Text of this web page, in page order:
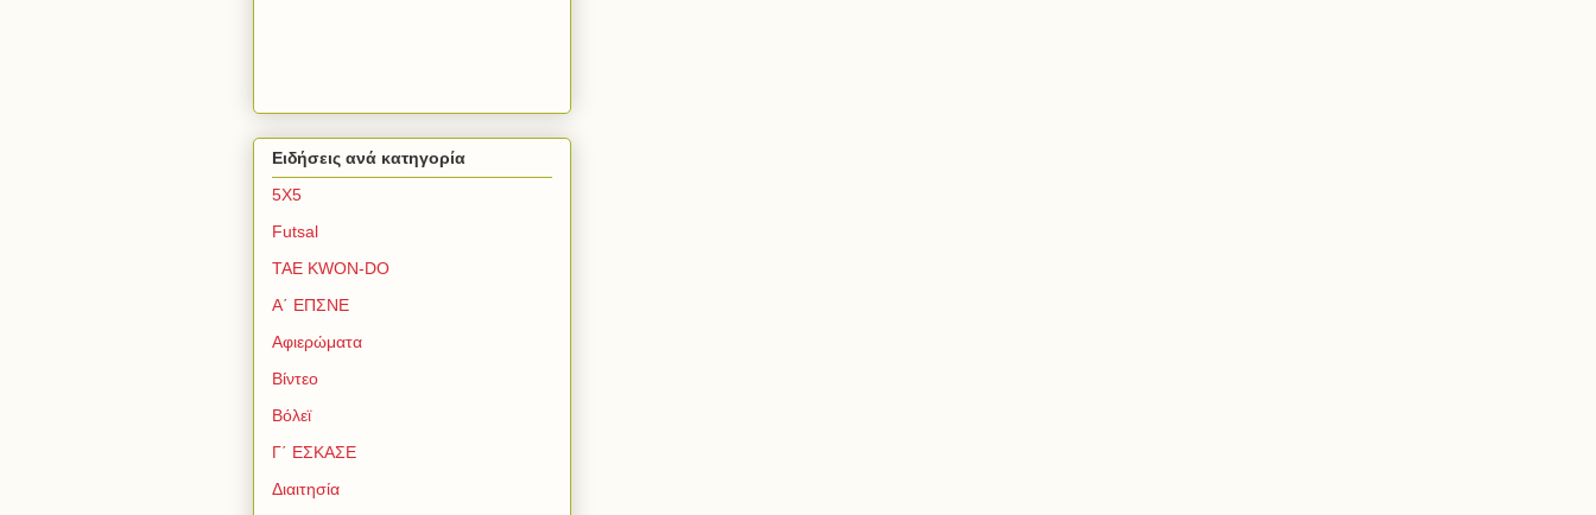
Ειδήσεις ανά κατηγορία
5Χ5
Futsal
TAE KWON-DO
Α΄ ΕΠΣΝΕ
Αφιερώματα
Βίντεο
Βόλεϊ
Γ΄ ΕΣΚΑΣΕ
Διαιτησία